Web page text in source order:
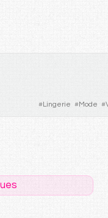
#Lingerie #Mode #